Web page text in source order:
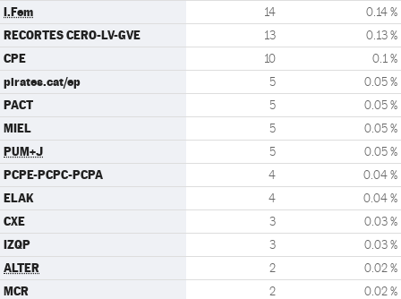
I.Fem 14 0.14 %
RECORTES CERO-LV-GVE 13 0.13 %
CPE 10 0.1 %
pirates.cat/ep 5 0.05 %
PACT 5 0.05 %
MIEL 5 0.05 %
PUM+J 5 0.05 %
PCPE-PCPC-PCPA 4 0.04 %
ELAK 4 0.04 %
CXE 3 0.03 %
IZQP 3 0.03 %
ALTER 2 0.02 %
MCR 2 0.02 %